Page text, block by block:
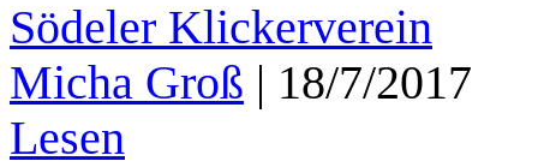
Södeler Klickerverein
Micha Groß | 18/7/2017
Lesen